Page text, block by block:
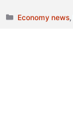
Categories
Economy news